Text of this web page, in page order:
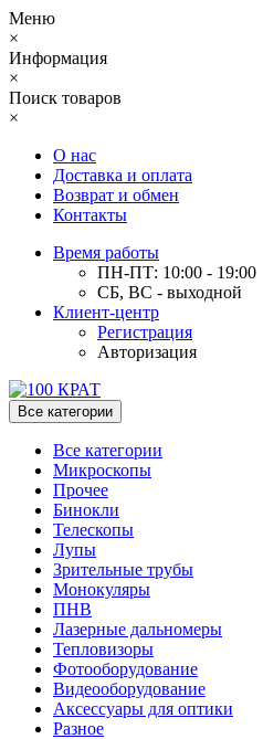
Меню
×
Информация
×
Поиск товаров
×
О нас
Доставка и оплата
Возврат и обмен
Контакты
Время работы
ПН-ПТ: 10:00 - 19:00
СБ, ВС - выходной
Клиент-центр
Регистрация
Авторизация
Все категории
Все категории
Микроскопы
Прочее
Бинокли
Телескопы
Лупы
Зрительные трубы
Монокуляры
ПНВ
Лазерные дальномеры
Тепловизоры
Фотооборудование
Видеооборудование
Аксессуары для оптики
Разное